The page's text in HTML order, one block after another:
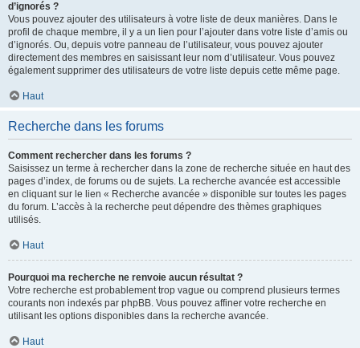
d’ignorés ?
Vous pouvez ajouter des utilisateurs à votre liste de deux manières. Dans le
profil de chaque membre, il y a un lien pour l’ajouter dans votre liste d’amis ou
d’ignorés. Ou, depuis votre panneau de l’utilisateur, vous pouvez ajouter
directement des membres en saisissant leur nom d’utilisateur. Vous pouvez
également supprimer des utilisateurs de votre liste depuis cette même page.
Haut
Recherche dans les forums
Comment rechercher dans les forums ?
Saisissez un terme à rechercher dans la zone de recherche située en haut des
pages d’index, de forums ou de sujets. La recherche avancée est accessible
en cliquant sur le lien « Recherche avancée » disponible sur toutes les pages
du forum. L’accès à la recherche peut dépendre des thèmes graphiques
utilisés.
Haut
Pourquoi ma recherche ne renvoie aucun résultat ?
Votre recherche est probablement trop vague ou comprend plusieurs termes
courants non indexés par phpBB. Vous pouvez affiner votre recherche en
utilisant les options disponibles dans la recherche avancée.
Haut